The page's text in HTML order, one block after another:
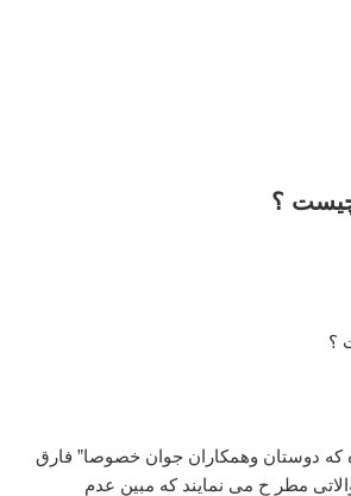
؟
؟
که دوستان وهمکاران جوان خصوصا” فارق
مطر ح می نمایند که مبین عدم